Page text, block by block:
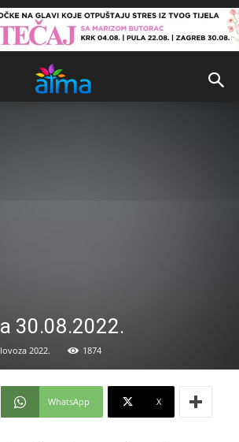
30.08.2022.
2022. 1874
WhatsApp X